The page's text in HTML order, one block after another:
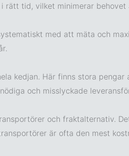
tid, vilket minimerar behovet
med att mäta och
kedjan. Här finns stora
och misslyckade
och fraktalternativ.
är ofta den mest